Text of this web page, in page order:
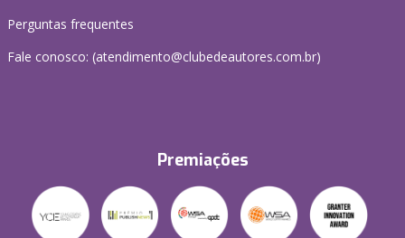
Perguntas frequentes
Fale conosco: (atendimento@clubedeautores.com.br)
Premiações